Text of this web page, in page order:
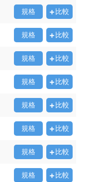
規格 比較
規格 比較
規格 比較
規格 比較
規格 比較
規格 比較
規格 比較
規格 比較